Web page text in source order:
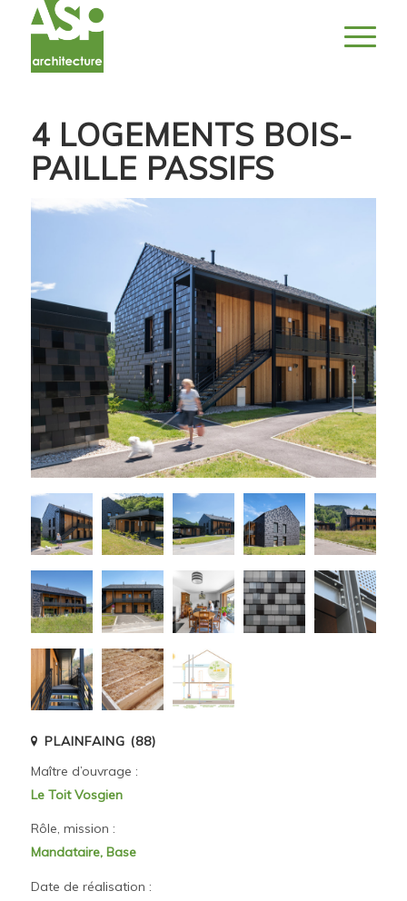
4 LOGEMENTS BOIS-
PAILLE PASSIFS
PLAINFAING (88)
Maître d’ouvrage :
Le Toit Vosgien
Rôle, mission :
Mandataire, Base
Date de réalisation :